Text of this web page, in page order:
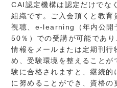
CAI認定機構は認定だけでな
組織です。ご入会頂くと教育
視聴、e-learning（年内公開
50％）での受講が可能であ
情報をメールまたは定期刊行
め、受験環境を整えること
験に合格されますと、継続的
に努めることができ、資格の